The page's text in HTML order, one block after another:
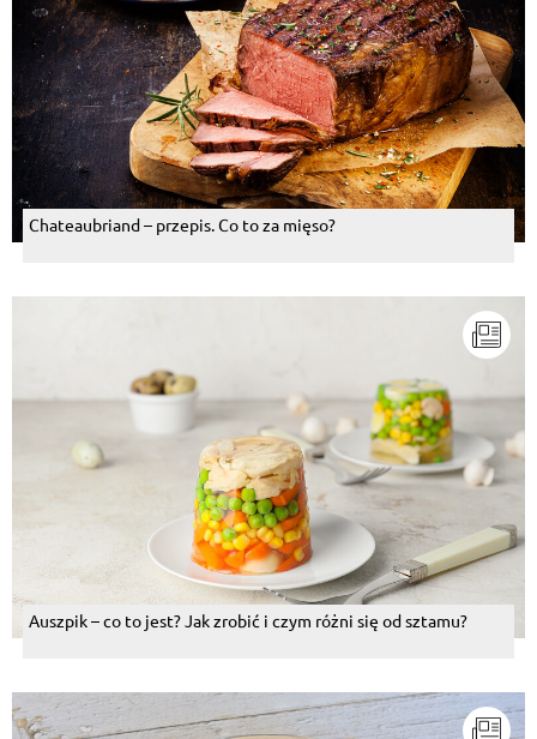
Chateaubriand – przepis. Co to za mięso?
Auszpik – co to jest? Jak zrobić i czym różni się od sztamu?